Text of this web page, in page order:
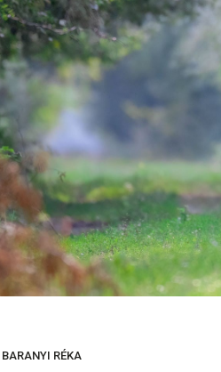
BARANYI RÉKA